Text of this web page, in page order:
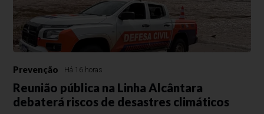
Prevenção Há 16 horas
Reunião pública na Linha Alcântara
debaterá riscos de desastres climáticos